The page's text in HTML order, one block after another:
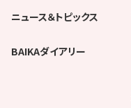
ニュース＆トピックス
BAIKAダイアリー